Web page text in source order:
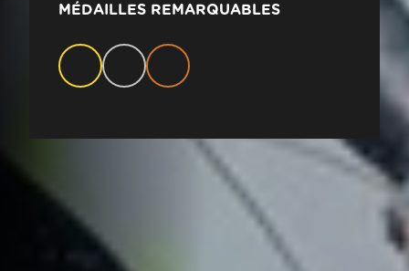
MÉDAILLES REMARQUABLES